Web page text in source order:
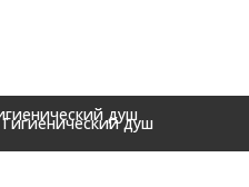
Гигиенический душ